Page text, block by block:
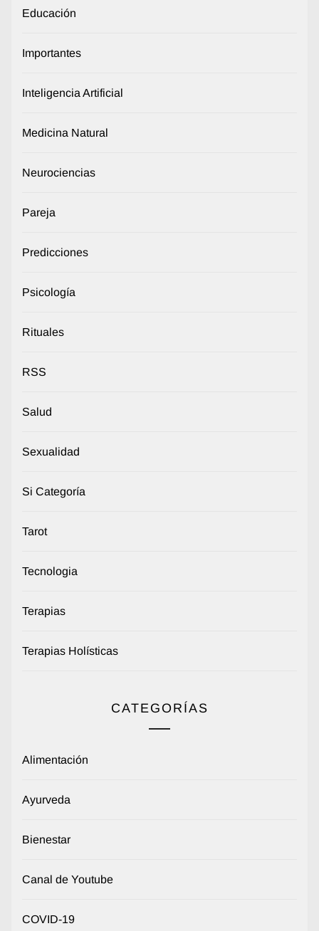
Educación
Importantes
Inteligencia Artificial
Medicina Natural
Neurociencias
Pareja
Predicciones
Psicología
Rituales
RSS
Salud
Sexualidad
Si Categoría
Tarot
Tecnologia
Terapias
Terapias Holísticas
CATEGORÍAS
Alimentación
Ayurveda
Bienestar
Canal de Youtube
COVID-19